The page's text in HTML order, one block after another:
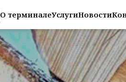
О терминалеУслугиНовости